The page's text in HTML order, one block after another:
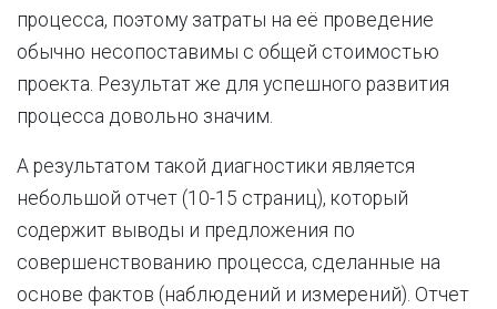
процесса, поэтому затраты на её проведение
обычно несопоставимы с общей стоимостью
проекта. Результат же для успешного развития
процесса довольно значим.
А результатом такой диагностики является
небольшой отчет (10-15 страниц), который
содержит выводы и предложения по
совершенствованию процесса, сделанные на
основе фактов (наблюдений и измерений). Отчет